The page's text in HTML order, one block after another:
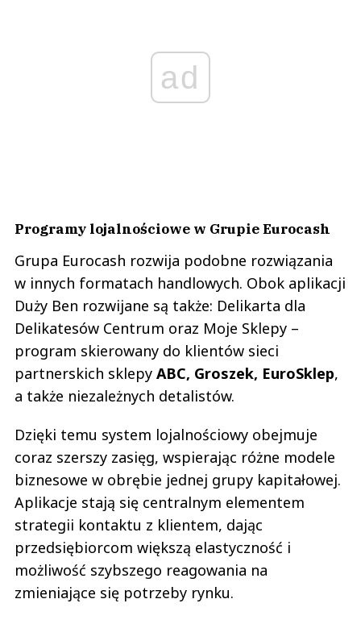
ad
Programy lojalnościowe w Grupie Eurocash
Grupa Eurocash rozwija podobne rozwiązania
w innych formatach handlowych. Obok aplikacji
Duży Ben rozwijane są także: Delikarta dla
Delikatesów Centrum oraz Moje Sklepy –
program skierowany do klientów sieci
partnerskich sklepy ABC, Groszek, EuroSklep,
a także niezależnych detalistów.
Dzięki temu system lojalnościowy obejmuje
coraz szerszy zasięg, wspierając różne modele
biznesowe w obrębie jednej grupy kapitałowej.
Aplikacje stają się centralnym elementem
strategii kontaktu z klientem, dając
przedsiębiorcom większą elastyczność i
możliwość szybszego reagowania na
zmieniające się potrzeby rynku.